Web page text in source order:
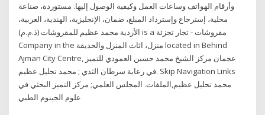
وأرقام الهواتف وساعات العمل وكيفية الوصول إليها. مستوردة، صناعة
محلية، إسترجاع وإسترداد المبلغ، ضمان، الإنجليزية، الهندية، العربية،
الأردية محمد عظيم للمفروشات (ذ.م.م) is a مفروشات - تجار تجزئة
Company in the منزل، اثاث المنزل والحديقة located in Behind
Ajman City Centre, عجمان مركز الشيخ محمد حسين العمودي للتميز
في رعاية سرطان الثدي ; محمد تحليل عظيم. Skip Navigation Links
محمد تحليل عظيم,الملفات. المجلس العلمي; مركز التميز البحثي في
علوم الجينوم الطبي